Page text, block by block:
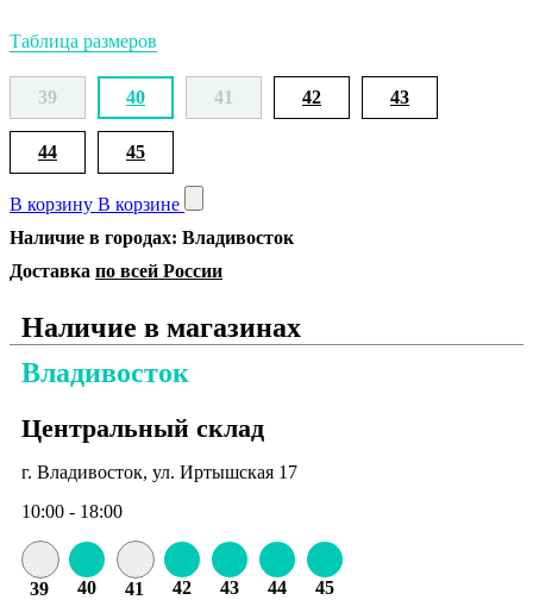
Таблица размеров
39 40 41 42 43
44 45
В корзину В корзине
Наличие в городах: Владивосток
Доставка по всей России
Наличие в магазинах
Владивосток
Центральный склад
г. Владивосток, ул. Иртышская 17
10:00 - 18:00
39 40 41 42 43 44 45